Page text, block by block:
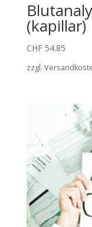
(kapillar)
CHF54.85
zzgl.